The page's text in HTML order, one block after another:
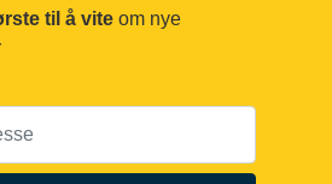
til å vite om nye